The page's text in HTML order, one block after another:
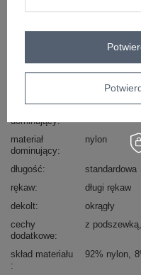
styl
elegancki
codzienne
dominujący
materiał
dominujący
nylon
długość
standardowa
rękaw
długi rękaw
dekolt
okrągły
cechy
dodatkowe
z podszewką
skład materiału 92% nylon